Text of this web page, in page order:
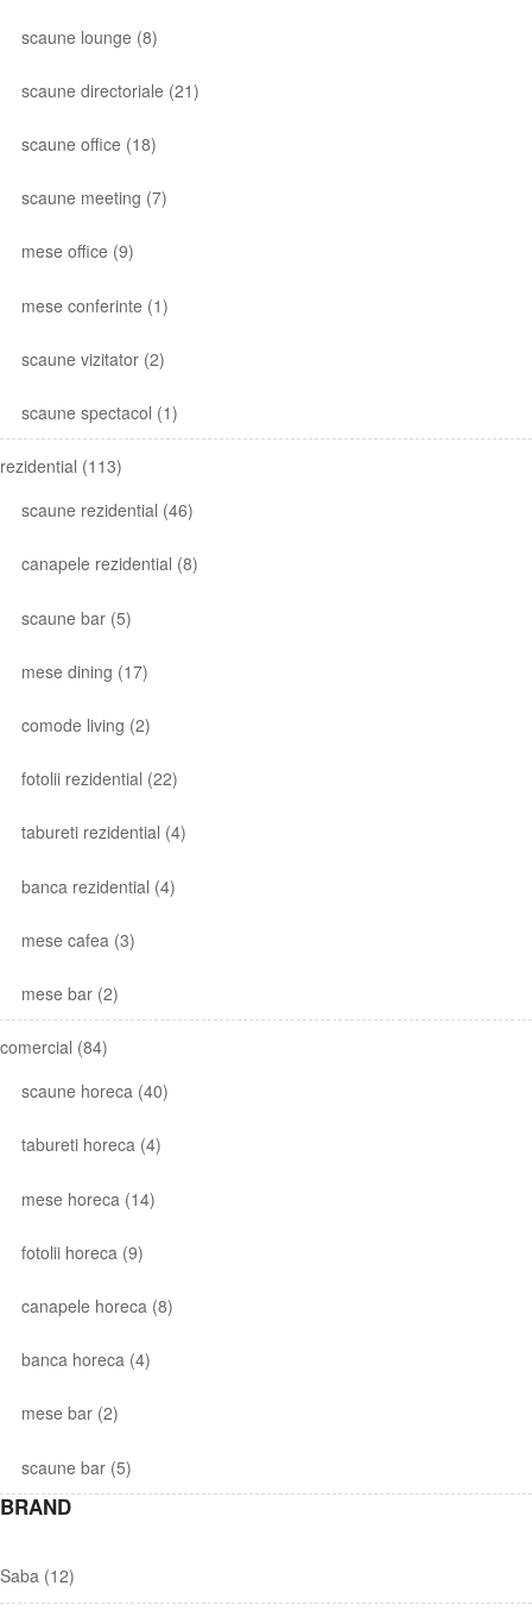
scaune lounge (8)
scaune directoriale (21)
scaune office (18)
scaune meeting (7)
mese office (9)
mese conferinte (1)
scaune vizitator (2)
scaune spectacol (1)
rezidential (113)
scaune rezidential (46)
canapele rezidential (8)
scaune bar (5)
mese dining (17)
comode living (2)
fotolii rezidential (22)
tabureti rezidential (4)
banca rezidential (4)
mese cafea (3)
mese bar (2)
comercial (84)
scaune horeca (40)
tabureti horeca (4)
mese horeca (14)
fotolii horeca (9)
canapele horeca (8)
banca horeca (4)
mese bar (2)
scaune bar (5)
BRAND
Saba (12)